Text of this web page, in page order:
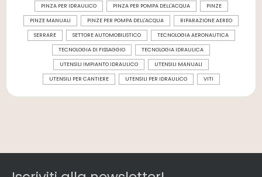
PINZA PER IDRAULICO PINZA PER POMPA DELL'ACQUA PINZE
PINZE MANUALI PINZE PER POMPA DELL'ACQUA RIPARAZIONE AEREO
SERRARE SETTORE AUTOMOBILISTICO TECNOLOGIA AERONAUTICA
TECNOLOGIA DI FISSAGGIO TECNOLOGIA IDRAULICA
UTENSILI IMPIANTO IDRAULICO UTENSILI MANUALI
UTENSILI PER CANTIERE UTENSILI PER IDRAULICO VITI